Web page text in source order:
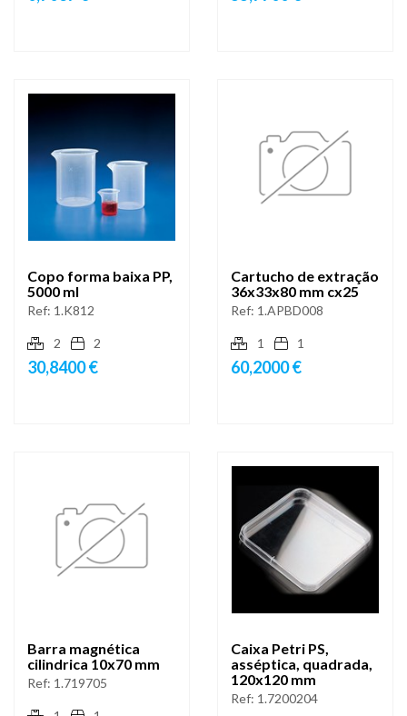
Copo forma baixa PP,
5000 ml
Ref: 1.K812
2 2
30,8400 €
Cartucho de extração
36x33x80 mm cx25
Ref: 1.APBD008
1 1
60,2000 €
Barra magnética
cilindrica 10x70 mm
Ref: 1.719705
Caixa Petri PS,
asséptica, quadrada,
120x120 mm
Ref: 1.7200204